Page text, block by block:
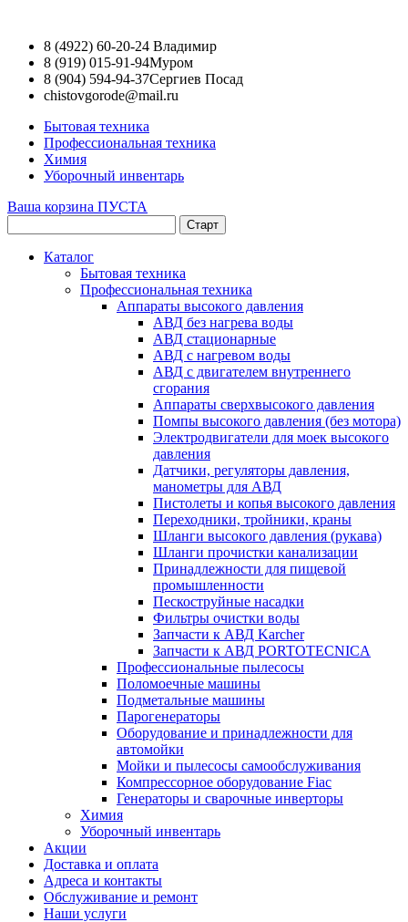
8 (4922) 60-20-24 Владимир
8 (919) 015-91-94Муром
8 (904) 594-94-37Сергиев Посад
chistovgorode@mail.ru
Бытовая техника
Профессиональная техника
Химия
Уборочный инвентарь
Ваша корзина ПУСТА
Каталог
Бытовая техника
Профессиональная техника
Аппараты высокого давления
АВД без нагрева воды
АВД стационарные
АВД с нагревом воды
АВД с двигателем внутреннего
сгорания
Аппараты сверхвысокого давления
Помпы высокого давления (без мотора)
Электродвигатели для моек высокого
давления
Датчики, регуляторы давления,
манометры для АВД
Пистолеты и копья высокого давления
Переходники, тройники, краны
Шланги высокого давления (рукава)
Шланги прочистки канализации
Принадлежности для пищевой
промышленности
Пескоструйные насадки
Фильтры очистки воды
Запчасти к АВД Karcher
Запчасти к АВД PORTOTECNICA
Профессиональные пылесосы
Поломоечные машины
Подметальные машины
Парогенераторы
Оборудование и принадлежности для
автомойки
Мойки и пылесосы самообслуживания
Компрессорное оборудование Fiac
Генераторы и сварочные инверторы
Химия
Уборочный инвентарь
Акции
Доставка и оплата
Адреса и контакты
Обслуживание и ремонт
Наши услуги